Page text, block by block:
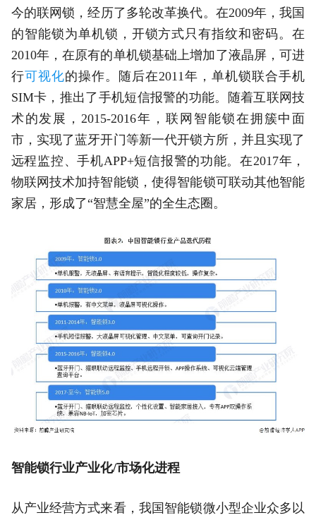
今的联网锁，经历了多轮改革换代。在2009年，我国
的智能锁为单机锁，开锁方式只有指纹和密码。在
2010年，在原有的单机锁基础上增加了液晶屏，可进
行可视化的操作。随后在2011年，单机锁联合手机
SIM卡，推出了手机短信报警的功能。随着互联网技
术的发展，2015-2016年，联网智能锁在拥簇中面
市，实现了蓝牙开门等新一代开锁方所，并且实现了
远程监控、手机APP+短信报警的功能。在2017年，
物联网技术加持智能锁，使得智能锁可联动其他智能
家居，形成了“智慧全屋”的全生态圈。
智能锁行业产业化/市场化进程
从产业经营方式来看，我国智能锁微小型企业众多以